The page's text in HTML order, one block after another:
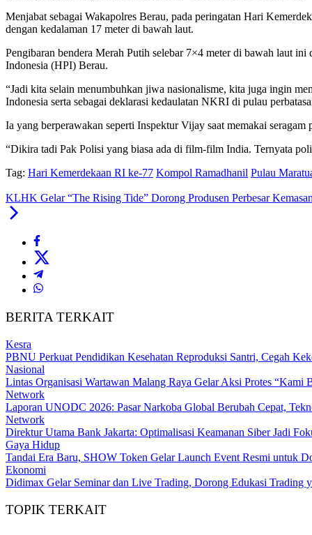
Menjabat sebagai Wakapolres Berau, pada peringatan Hari
dengan kedalaman 17 meter di bawah laut.
Pengibaran bendera Merah Putih selebar 7×4 meter di bawah laut
Indonesia (HPI) Berau.
“Jadi kita selain menumbuhkan jiwa nasionalisme, kita juga ingin
Indonesia serta sebagai deklarasi kedaulatan NKRI di pulau
Ia yang berperawakan seperti Inspektur Vijay saat memakai
“Dikira tadi Pak Polisi yang biasa ada di film-film India. Ternyata
Tag: Hari Kemerdekaan RI ke-77 Kompol Ramadhanil Pulau
KLHK Gelar “The Rising Tide” Dorong Produsen Perbesar
BERITA TERKAIT
Kesra
PBNU Perkuat Pendidikan Kesehatan Reproduksi Santri, Cegah
Nasional
Lintas Organisasi Wartawan Malang Raya Gelar Aksi Protes “Kami
Network
Laporan UNODC 2026: Pasar Narkoba Global Berubah Cepat,
Network
Direktur Utama Bank Jakarta: Optimalisasi Keamanan Siber Jadi
Gaya Hidup
Tandai Era Baru, SHOW Token Gelar Launch Event Resmi untuk
Ekonomi
Didimax Gelar Seminar dan Live Trading, Dorong Edukasi Trading
TOPIK TERKAIT